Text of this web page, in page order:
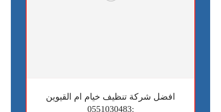
افضل شركة تنظيف خيام ام القيوين
:0551030483